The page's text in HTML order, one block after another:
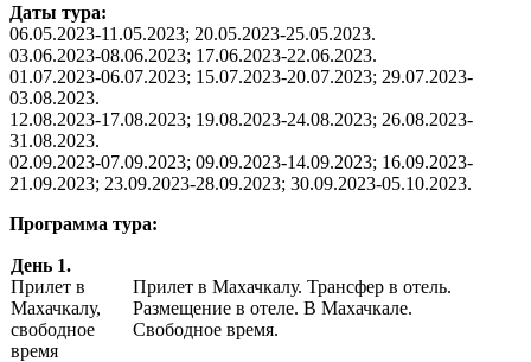
Даты тура:
06.05.2023-11.05.2023; 20.05.2023-25.05.2023.
03.06.2023-08.06.2023; 17.06.2023-22.06.2023.
01.07.2023-06.07.2023; 15.07.2023-20.07.2023; 29.07.2023-
03.08.2023.
12.08.2023-17.08.2023; 19.08.2023-24.08.2023; 26.08.2023-
31.08.2023.
02.09.2023-07.09.2023; 09.09.2023-14.09.2023; 16.09.2023-
21.09.2023; 23.09.2023-28.09.2023; 30.09.2023-05.10.2023.
Программа тура:
День 1.
Прилет в
Махачкалу,
свободное
время
Прилет в Махачкалу. Трансфер в отель.
Размещение в отеле. В Махачкале.
Свободное время.